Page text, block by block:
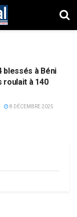
blessés à Béni
roulait à 140
8 DÉCEMBRE 2025